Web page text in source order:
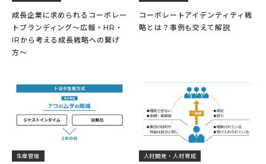
成長企業に求められるコーポレー
トブランディング～広報・HR・
IRから考える成長戦略への繋げ
方〜
コーポレートアイデンティティ戦
略とは？事例も交えて解説
生産管理 人材開発・人材育成